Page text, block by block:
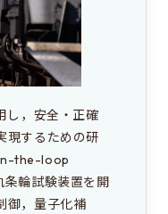
し，安全・正確
現するための研
the-loop
輪試験装置を開
御，量子化補